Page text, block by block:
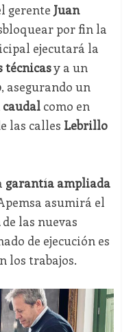
gerente Juan
por fin la
ejecutará la
técnicasy a un
, asegurando un
caudalcomo en
las calles Lebrillo
garantía ampliada
asumirá el
de las nuevas
de ejecución es
los trabajos.